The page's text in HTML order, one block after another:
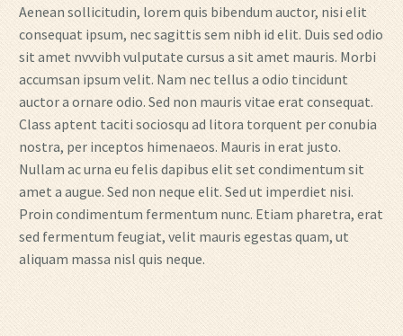
Aenean sollicitudin, lorem quis bibendum auctor, nisi elit
consequat ipsum, nec sagittis sem nibh id elit. Duis sed odio
sit amet nvvvibh vulputate cursus a sit amet mauris. Morbi
accumsan ipsum velit. Nam nec tellus a odio tincidunt
auctor a ornare odio. Sed non mauris vitae erat consequat.
Class aptent taciti sociosqu ad litora torquent per conubia
nostra, per inceptos himenaeos. Mauris in erat justo.
Nullam ac urna eu felis dapibus elit set condimentum sit
amet a augue. Sed non neque elit. Sed ut imperdiet nisi.
Proin condimentum fermentum nunc. Etiam pharetra, erat
sed fermentum feugiat, velit mauris egestas quam, ut
aliquam massa nisl quis neque.